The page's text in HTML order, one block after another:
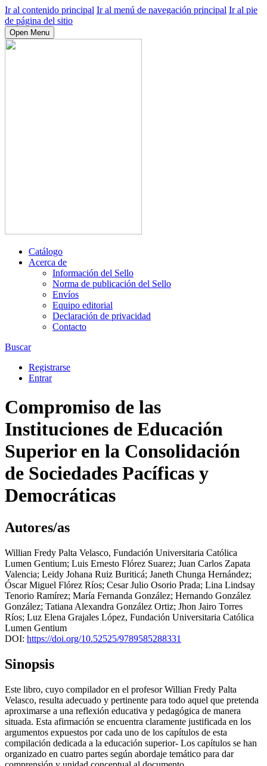
Ir al contenido principal Ir al menú de navegación principal Ir al pie
de página del sitio
Open Menu
Catálogo
Acerca de
Información del Sello
Norma de publicación del Sello
Envíos
Equipo editorial
Declaración de privacidad
Contacto
Buscar
Registrarse
Entrar
Compromiso de las
Instituciones de Educación
Superior en la Consolidación
de Sociedades Pacíficas y
Democráticas
Autores/as
Willian Fredy Palta Velasco, Fundación Universitaria Católica
Lumen Gentium; Luis Ernesto Flórez Suarez; Juan Carlos Zapata
Valencia; Leidy Johana Ruiz Buriticá; Janeth Chunga Hernández;
Óscar Miguel Flórez Ríos; Cesar Julio Osorio Prada; Lina Lindsay
Tenorio Ramírez; María Fernanda González; Hernando González
González; Tatiana Alexandra González Ortiz; Jhon Jairo Torres
Ríos; Luz Elena Grajales López, Fundación Universitaria Católica
Lumen Gentium
DOI: https://doi.org/10.52525/9789585288331
Sinopsis
Este libro, cuyo compilador en el profesor Willian Fredy Palta
Velasco, resulta adecuado y pertinente para todo aquel que pretenda
aproximarse a una reflexión educativa y pedagógica de manera
situada. Esta afirmación se encuentra claramente justificada en los
argumentos expuestos por cada uno de los capítulos de esta
compilación dedicada a la educación superior- Los capítulos se han
organizado en cuatro partes según abordaje temático para dar